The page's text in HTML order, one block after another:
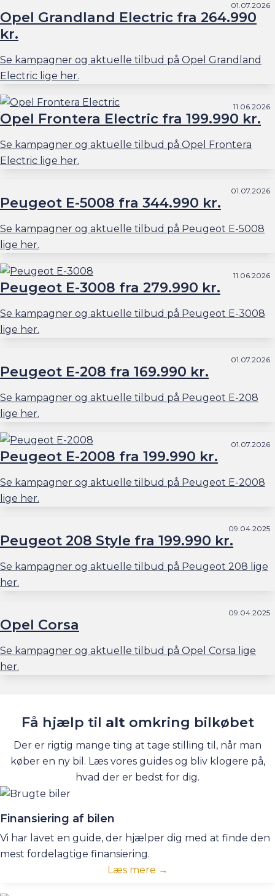
01.07.2026
Opel Grandland Electric fra 264.990
kr.
Se kampagner og aktuelle tilbud på Opel Grandland
Electric lige her.
11.06.2026
Opel Frontera Electric fra 199.990 kr.
Se kampagner og aktuelle tilbud på Opel Frontera
Electric lige her.
01.07.2026
Peugeot E-5008 fra 344.990 kr.
Se kampagner og aktuelle tilbud på Peugeot E-5008
lige her.
11.06.2026
Peugeot E-3008 fra 279.990 kr.
Se kampagner og aktuelle tilbud på Peugeot E-3008
lige her.
01.07.2026
Peugeot E-208 fra 169.990 kr.
Se kampagner og aktuelle tilbud på Peugeot E-208
lige her.
01.07.2026
Peugeot E-2008 fra 199.990 kr.
Se kampagner og aktuelle tilbud på Peugeot E-2008
lige her.
09.04.2025
Peugeot 208 Style fra 199.990 kr.
Se kampagner og aktuelle tilbud på Peugeot 208 lige
her.
09.04.2025
Opel Corsa
Se kampagner og aktuelle tilbud på Opel Corsa lige
her.
Få hjælp til alt omkring bilkøbet
Der er rigtig mange ting at tage stilling til, når man
køber en ny bil. Læs vores guides og bliv klogere på,
hvad der er bedst for dig.
Finansiering af bilen
Vi har lavet en guide, der hjælper dig med at finde den
mest fordelagtige finansiering.
Læs mere →